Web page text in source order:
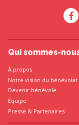
Qui sommes-
À propos
Notre vision du bénévolat
Devenir bénévole
Équipe
Presse & Partenaires